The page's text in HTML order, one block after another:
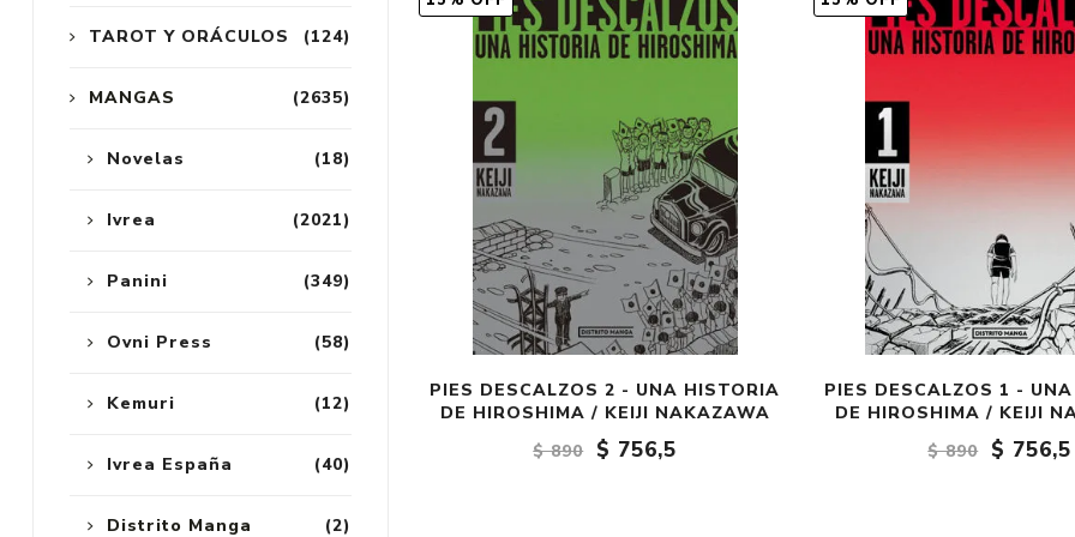
Fantasía
PIES DESCALZOS 2 - UNA HISTORIA
DE HIROSHIMA / KEIJI NAKAZAWA
$ 890
$ 756,5
PIES DESCALZOS 1 -
DE HIROSHIMA / KEIJI
$ 890
$ 756,5
(124)
TAROT Y ORÁCULOS
(2635)
MANGAS
(18)
Novelas
(2021)
Ivrea
(349)
Panini
(58)
Ovni Press
(12)
Kemuri
(40)
Ivrea España
(2)
Distrito Manga